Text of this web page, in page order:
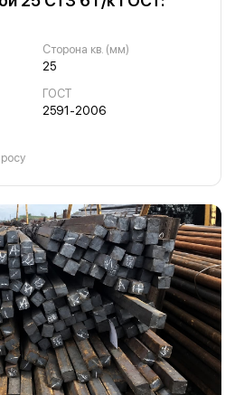
Сторона кв. (мм)
25
ГОСТ
2591-2006